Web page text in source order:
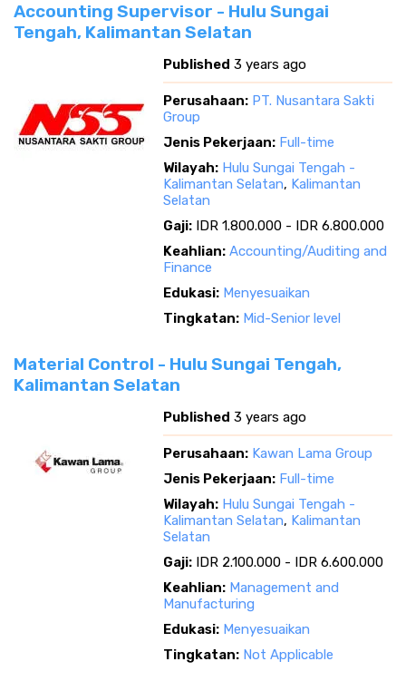
Accounting Supervisor - Hulu Sungai
Tengah, Kalimantan Selatan
Published 3 years ago
Perusahaan: PT. Nusantara Sakti
Group
Jenis Pekerjaan: Full-time
Wilayah: Hulu Sungai Tengah -
Kalimantan Selatan, Kalimantan
Selatan
Gaji: IDR 1.800.000 - IDR 6.800.000
Keahlian: Accounting/Auditing and
Finance
Edukasi: Menyesuaikan
Tingkatan: Mid-Senior level
Material Control - Hulu Sungai Tengah,
Kalimantan Selatan
Published 3 years ago
Perusahaan: Kawan Lama Group
Jenis Pekerjaan: Full-time
Wilayah: Hulu Sungai Tengah -
Kalimantan Selatan, Kalimantan
Selatan
Gaji: IDR 2.100.000 - IDR 6.600.000
Keahlian: Management and
Manufacturing
Edukasi: Menyesuaikan
Tingkatan: Not Applicable